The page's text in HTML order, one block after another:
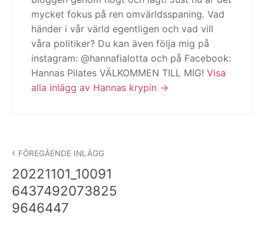
mycket fokus på ren omvärldsspaning. Vad
händer i vår värld egentligen och vad vill
våra politiker? Du kan även följa mig på
instagram: @hannafialotta och på Facebook:
Hannas Pilates VÄLKOMMEN TILL MIG! Visa
alla inlägg av Hannas krypin
FÖREGÅENDE INLÄGG
20221101_10091
6437492073825
9646447